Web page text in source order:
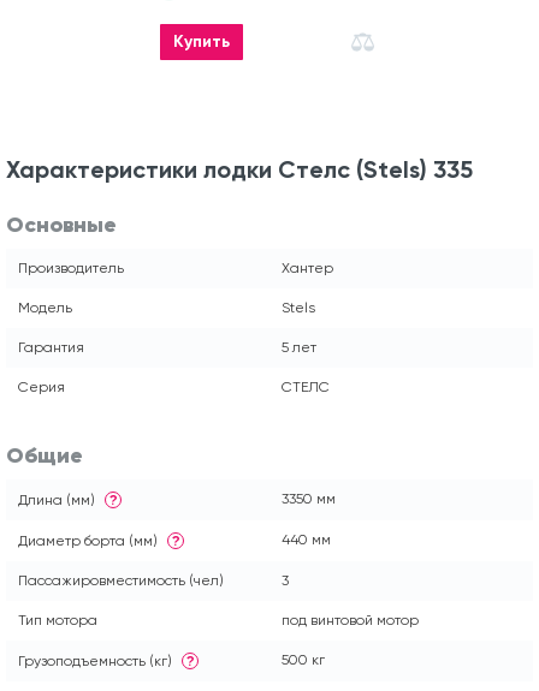
Купить
Характеристики лодки Стелс (Stels) 335
Основные
Производитель Хантер
Модель Stels
Гарантия 5 лет
Серия СТЕЛС
Общие
Длина (мм) ? 3350 мм
Диаметр борта (мм) ? 440 мм
Пассажировместимость (чел) 3
Тип мотора под винтовой мотор
Грузоподъемность (кг) ? 500 кг